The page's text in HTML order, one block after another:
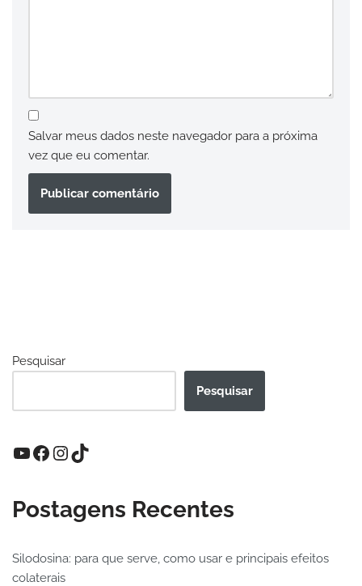
Salvar meus dados neste navegador para a próxima
vez que eu comentar.
Pesquisar
Pesquisar
Postagens Recentes
Silodosina: para que serve, como usar e principais efeitos
colaterais